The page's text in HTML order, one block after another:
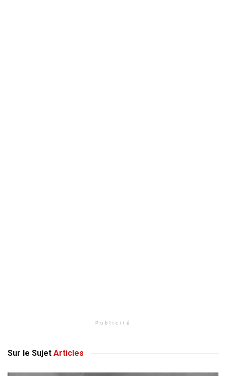
Publicité
Sur le Sujet Articles